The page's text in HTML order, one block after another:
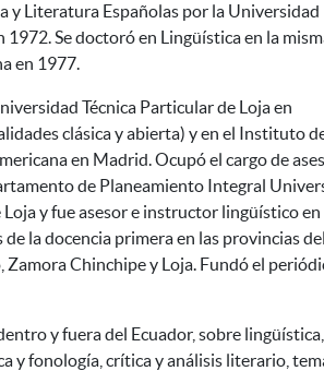
y Literatura Españolas por la Universidad
1972. Se doctoró en Lingüística en la
en 1977.
Técnica Particular de Loja en
clásica y abierta) y en el Instituto
en Madrid. Ocupó el cargo de
de Planeamiento Integral
y fue asesor e instructor lingüístico en
la docencia primera en las provincias del
Zamora Chinchipe y Loja. Fundó el
y fuera del Ecuador, sobre lingüística,
y fonología, crítica y análisis literario,